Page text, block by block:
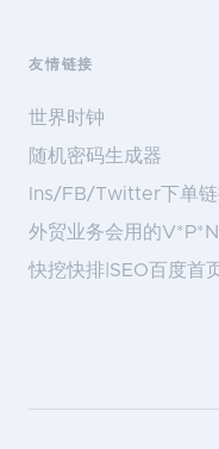
友情链接
世界时钟
随机密码生成器
Ins/FB/Twitter下单链
外贸业务会用的
快挖快排|SEO百度首